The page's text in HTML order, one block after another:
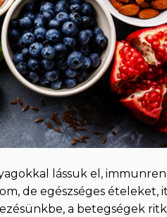
lássuk el,
de egészséges ételeket,
a betegségek